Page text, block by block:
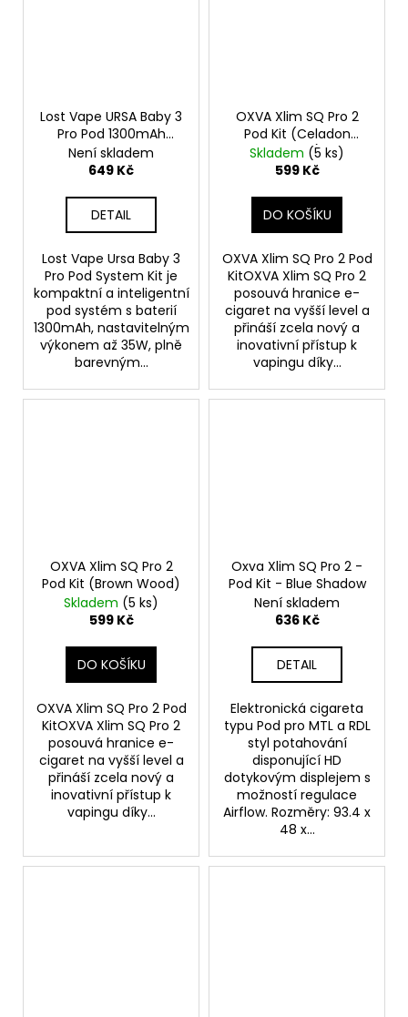
Lost Vape URSA Baby 3
Pro Pod 1300mAh
Espresso Leather
Není skladem
649 Kč
DETAIL
Lost Vape Ursa Baby 3
Pro Pod System Kit je
kompaktní a inteligentní
pod systém s baterií
1300mAh, nastavitelným
výkonem až 35W, plně
barevným...
OXVA Xlim SQ Pro 2
Pod Kit (Celadon
Marble)
Skladem (5 ks)
599 Kč
DO KOŠÍKU
OXVA Xlim SQ Pro 2 Pod
KitOXVA Xlim SQ Pro 2
posouvá hranice e-
cigaret na vyšší level a
přináší zcela nový a
inovativní přístup k
vapingu díky...
OXVA Xlim SQ Pro 2
Pod Kit (Brown Wood)
Skladem (5 ks)
599 Kč
DO KOŠÍKU
OXVA Xlim SQ Pro 2 Pod
KitOXVA Xlim SQ Pro 2
posouvá hranice e-
cigaret na vyšší level a
přináší zcela nový a
inovativní přístup k
vapingu díky...
Oxva Xlim SQ Pro 2 -
Pod Kit - Blue Shadow
Není skladem
636 Kč
DETAIL
Elektronická cigareta
typu Pod pro MTL a RDL
styl potahování
disponující HD
dotykovým displejem s
možností regulace
Airflow. Rozměry: 93.4 x
48 x...